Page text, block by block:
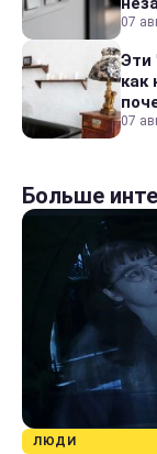
07
Эти
как
07
Больше
ЛЮДИ